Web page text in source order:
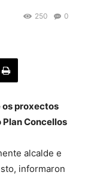
0
250
os proxectos
Plan Concellos
alcalde e
informaron